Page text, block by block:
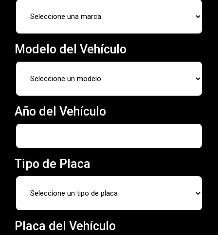
Modelo del Vehículo
Año del Vehículo
Tipo de Placa
Placa del Vehículo